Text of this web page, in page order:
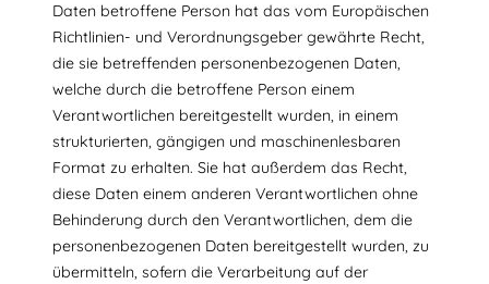
Daten betroffene Person hat das vom Europäischen
Richtlinien- und Verordnungsgeber gewährte Recht,
die sie betreffenden personenbezogenen Daten,
welche durch die betroffene Person einem
Verantwortlichen bereitgestellt wurden, in einem
strukturierten, gängigen und maschinenlesbaren
Format zu erhalten. Sie hat außerdem das Recht,
diese Daten einem anderen Verantwortlichen ohne
Behinderung durch den Verantwortlichen, dem die
personenbezogenen Daten bereitgestellt wurden, zu
übermitteln, sofern die Verarbeitung auf der